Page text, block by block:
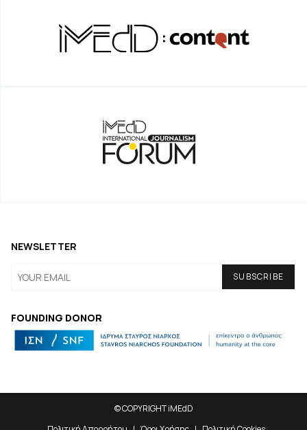
FOUNDING DONOR
NEWSLETTER
© COPYRIGHT iMEdD